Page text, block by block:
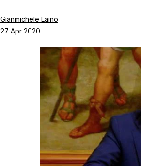
Gianmichele Laino
27 Apr 2020